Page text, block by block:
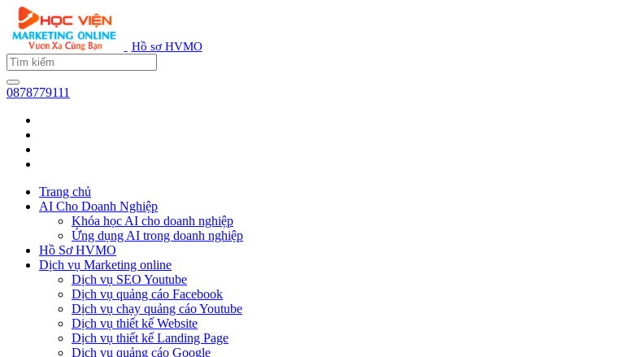
Hồ sơ HVMO
0878779111
Trang chủ
AI Cho Doanh Nghiệp
Khóa học AI cho doanh nghiệp
Ứng dụng AI trong doanh nghiệp
Hồ Sơ HVMO
Dịch vụ Marketing online
Dịch vụ SEO Youtube
Dịch vụ quảng cáo Facebook
Dịch vụ chạy quảng cáo Youtube
Dịch vụ thiết kế Website
Dịch vụ thiết kế Landing Page
Dịch vụ quảng cáo Google